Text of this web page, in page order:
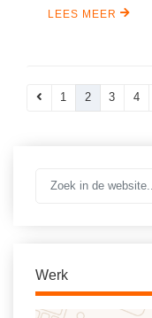
LEES MEER
1 2 3 4
Werk